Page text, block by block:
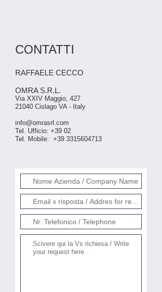
CONTATTI
​RAFFAELE CECCO
OMRA S.R.L.
Via XXIV Maggio, 427
21040 Cislago VA - Italy
info@omrasrl.com
Tel. Ufficio: +39 02
Tel. Mobile: +39 3315604713